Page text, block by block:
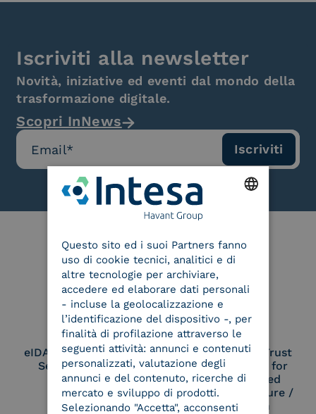
Iscriviti alla newsletter
Novità, iniziative ed eventi dal mondo della
trasformazione digitale.
Scopri InNews
Le nostre certificazioni
eIDAS Qualified Trust
Service Provider
eIDAS Qualified Trust
Service Provider for
Remote Qualified
Electronic Signature /
Seal Creation
ITALIAN
Questo sito ed i suoi Partners fanno
uso di cookie tecnici, analitici e di
altre tecnologie per archiviare,
accedere ed elaborare dati personali
- incluse la geolocalizzazione e
l’identificazione del dispositivo -, per
finalità di profilazione attraverso le
seguenti attività: annunci e contenuti
personalizzati, valutazione degli
annunci e del contenuto, ricerche di
mercato e sviluppo di prodotti.
Selezionando "Accetta", acconsenti